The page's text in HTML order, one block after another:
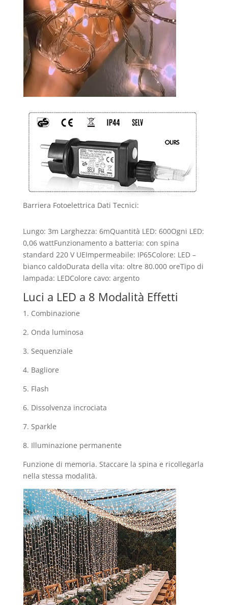
Barriera Fotoelettrica Dati Tecnici:
Lungo: 3m Larghezza: 6mQuantità LED: 600Ogni LED:
0,06 wattFunzionamento a batteria: con spina
standard 220 V UEImpermeabile: IP65Colore: LED –
bianco caldoDurata della vita: oltre 80.000 oreTipo di
lampada: LEDColore cavo: argento
Luci a LED a 8 Modalità Effetti
1. Combinazione
2. Onda luminosa
3. Sequenziale
4. Bagliore
5. Flash
6. Dissolvenza incrociata
7. Sparkle
8. Illuminazione permanente
Funzione di memoria. Staccare la spina e ricollegarla
nella stessa modalità.